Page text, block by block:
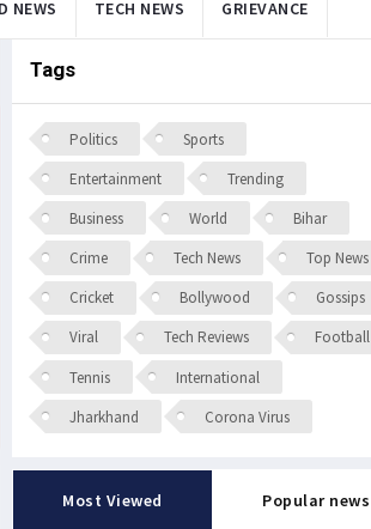
NEWS TECH NEWS GRIEVANCE
Tags
Politics
Sports
Entertainment
Trending
Business
World
Bihar
Crime
Tech News
Top News
Cricket
Bollywood
Gossips
Viral
Tech Reviews
Football
Tennis
International
Jharkhand
Corona Virus
Most Viewed Popular news